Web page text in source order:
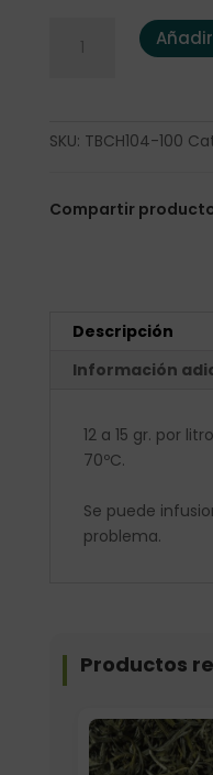
Té Blanco China
SKU: TBCH104-100
Compartir
Descripción
Información
12 a 15 gr. por
70ºC.
Se puede
problema.
Productos
Formato